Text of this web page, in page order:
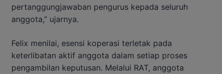
pertanggungjawaban pengurus kepada seluruh
anggota,” ujarnya.
Felix menilai, esensi koperasi terletak pada
keterlibatan aktif anggota dalam setiap proses
pengambilan keputusan. Melalui RAT, anggota